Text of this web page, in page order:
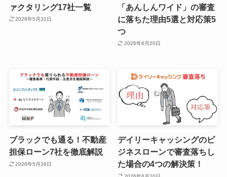
ァクタリング17社一覧
2026年5月31日
「あんしんワイド」の審査
に落ちた理由5選と対応策5
つ
2026年6月20日
ブラックでも通る！不動産
担保ローン7社を徹底解説
2026年5月26日
デイリーキャッシングのビ
ジネスローンで審査落ちし
た場合の4つの解決策！